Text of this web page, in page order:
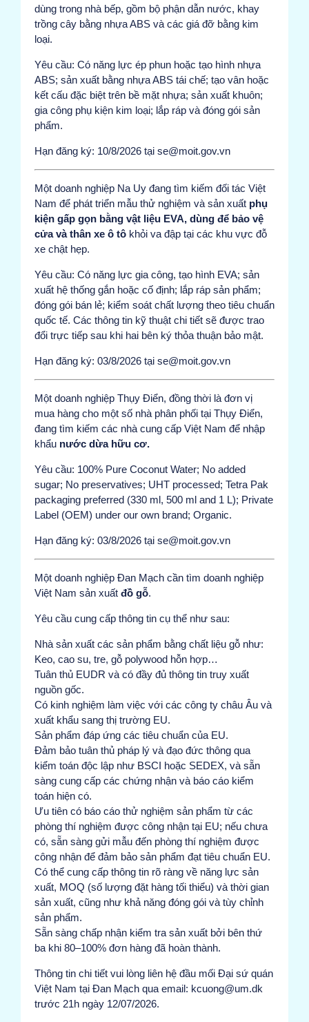
dùng trong nhà bếp, gồm bộ phận dẫn nước, khay
trồng cây bằng nhựa ABS và các giá đỡ bằng kim
loại.
Yêu cầu: Có năng lực ép phun hoặc tạo hình nhựa
ABS; sản xuất bằng nhựa ABS tái chế; tạo vân hoặc
kết cấu đặc biệt trên bề mặt nhựa; sản xuất khuôn;
gia công phụ kiện kim loại; lắp ráp và đóng gói sản
phẩm.
Hạn đăng ký: 10/8/2026 tại se@moit.gov.vn
Một doanh nghiệp Na Uy đang tìm kiếm đối tác Việt
Nam để phát triển mẫu thử nghiệm và sản xuất phụ
kiện gấp gọn bằng vật liệu EVA, dùng để bảo vệ
cửa và thân xe ô tô khỏi va đập tại các khu vực đỗ
xe chật hẹp.
Yêu cầu: Có năng lực gia công, tạo hình EVA; sản
xuất hệ thống gắn hoặc cố định; lắp ráp sản phẩm;
đóng gói bán lẻ; kiểm soát chất lượng theo tiêu chuẩn
quốc tế. Các thông tin kỹ thuật chi tiết sẽ được trao
đổi trực tiếp sau khi hai bên ký thỏa thuận bảo mật.
Hạn đăng ký: 03/8/2026 tại se@moit.gov.vn
Một doanh nghiệp Thụy Điển, đồng thời là đơn vị
mua hàng cho một số nhà phân phối tại Thụy Điển,
đang tìm kiếm các nhà cung cấp Việt Nam để nhập
khẩu nước dừa hữu cơ.
Yêu cầu: 100% Pure Coconut Water; No added
sugar; No preservatives; UHT processed; Tetra Pak
packaging preferred (330 ml, 500 ml and 1 L); Private
Label (OEM) under our own brand; Organic.
Hạn đăng ký: 03/8/2026 tại se@moit.gov.vn
Một doanh nghiệp Đan Mạch cần tìm doanh nghiệp
Việt Nam sản xuất đồ gỗ.
Yêu cầu cung cấp thông tin cụ thể như sau:
Nhà sản xuất các sản phẩm bằng chất liệu gỗ như:
Keo, cao su, tre, gỗ polywood hỗn hợp…
Tuân thủ EUDR và có đầy đủ thông tin truy xuất
nguồn gốc.
Có kinh nghiệm làm việc với các công ty châu Âu và
xuất khẩu sang thị trường EU.
Sản phẩm đáp ứng các tiêu chuẩn của EU.
Đảm bảo tuân thủ pháp lý và đạo đức thông qua
kiểm toán độc lập như BSCI hoặc SEDEX, và sẵn
sàng cung cấp các chứng nhận và báo cáo kiểm
toán hiện có.
Ưu tiên có báo cáo thử nghiệm sản phẩm từ các
phòng thí nghiệm được công nhận tại EU; nếu chưa
có, sẵn sàng gửi mẫu đến phòng thí nghiệm được
công nhận để đảm bảo sản phẩm đạt tiêu chuẩn EU.
Có thể cung cấp thông tin rõ ràng về năng lực sản
xuất, MOQ (số lượng đặt hàng tối thiểu) và thời gian
sản xuất, cũng như khả năng đóng gói và tùy chỉnh
sản phẩm.
Sẵn sàng chấp nhận kiểm tra sản xuất bởi bên thứ
ba khi 80–100% đơn hàng đã hoàn thành.
Thông tin chi tiết vui lòng liên hệ đầu mối Đại sứ quán
Việt Nam tại Đan Mạch qua email: kcuong@um.dk
trước 21h ngày 12/07/2026.